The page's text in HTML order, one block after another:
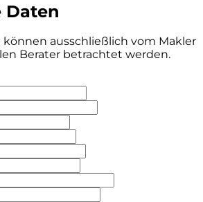
Daten
können ausschließlich vom Makler
Berater betrachtet werden.